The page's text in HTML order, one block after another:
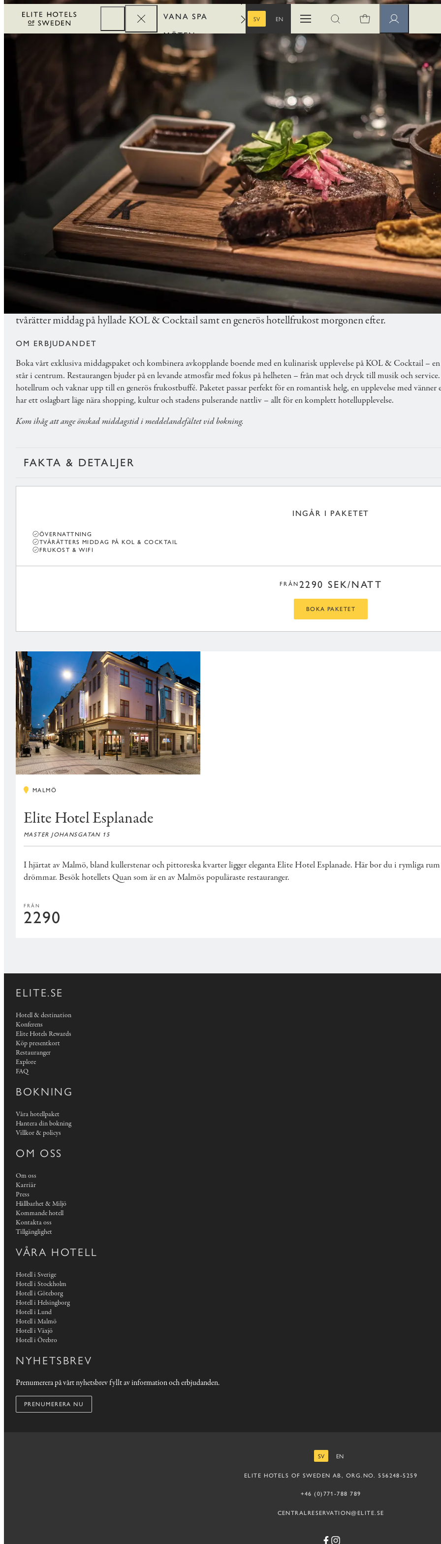
VANA SPA
MÖTEN
FÖRETAG
REWARDS
SV
EN
Öppna menynÖppna sök Medlemssidor
MIDDAGSPAKET PÅ KOL & COCKTAIL
Upplev en minnesvärd vistelse i hjärtat av Malmö med vårt populära hotellpaket. Njut av övernattning
tvårätter middag på hyllade KOL & Cocktail samt en generös hotellfrukost morgonen efter.
OM ERBJUDANDET
Boka vårt exklusiva middagspaket och kombinera avkopplande boende med en kulinarisk upplevelse på KOL & Cocktail –
står i centrum. Restaurangen bjuder på en levande atmosfär med fokus på helheten – från mat och dryck till musik och
hotellrum och vaknar upp till en generös frukostbuffé. Paketet passar perfekt för en romantisk helg, en upplevelse med
har ett oslagbart läge nära shopping, kultur och stadens pulserande nattliv – allt för en komplett hotellupplevelse.
Kom ihåg att ange önskad middagstid i meddelandefältet vid bokning.
FAKTA & DETALJER
INGÅR I PAKETET
ÖVERNATTNING
TVÅRÄTTERS MIDDAG PÅ KOL & COCKTAIL
FRUKOST & WIFI
FRÅN 2290 SEK/NATT
BOKA PAKETET
MALMÖ
Elite Hotel Esplanade
MASTER JOHANSGATAN 15
I hjärtat av Malmö, bland kullerstenar och pittoreska kvarter ligger eleganta Elite Hotel Esplanade. Här bor du i rymliga
drömmar. Besök hotellets Quan som är en av Malmös populäraste restauranger.
FRÅN
2290
ELITE.SE
Hotell & destination
Konferens
Elite Hotels Rewards
Köp presentkort
Restauranger
Explore
FAQ
BOKNING
Våra hotellpaket
Hantera din bokning
Villkor & policys
OM OSS
Om oss
Karriär
Press
Hållbarhet & Miljö
Kommande hotell
Kontakta oss
Tillgänglighet
VÅRA HOTELL
Hotell i Sverige
Hotell i Stockholm
Hotell i Göteborg
Hotell i Helsingborg
Hotell i Lund
Hotell i Malmö
Hotell i Växjö
Hotell i Örebro
NYHETSBREV
Prenumerera på vårt nyhetsbrev fyllt av information och erbjudanden.
PRENUMERERA NU
SV
EN
ELITE HOTELS OF SWEDEN AB, ORG.NO. 556248-5259
+46 (0)771-788 789
CENTRALRESERVATION@ELITE.SE